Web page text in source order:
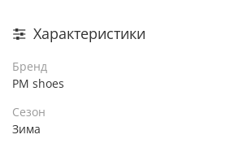
Характеристики
Бренд
PM shoes
Сезон
Зима